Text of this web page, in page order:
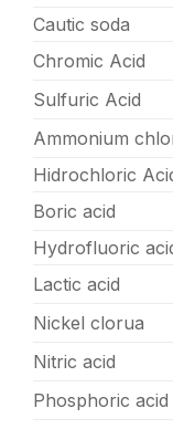
Cautic soda
Chromic Acid
Sulfuric Acid
Ammonium
Hidrochloric
Boric acid
Hydrofluoric
Lactic acid
Nickel clorua
Nitric acid
Phosphoric acid